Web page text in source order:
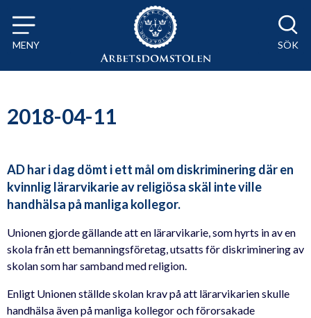
Till innehåll på sidan x
MENY SÖK
2018-04-11
AD har i dag dömt i ett mål om diskriminering där en
kvinnlig lärarvikarie av religiösa skäl inte ville
handhälsa på manliga kollegor.
Unionen gjorde gällande att en lärarvikarie, som hyrts in av en
skola från ett bemanningsföretag, utsatts för diskriminering av
skolan som har samband med religion.
Enligt Unionen ställde skolan krav på att lärarvikarien skulle
handhälsa även på manliga kollegor och förorsakade